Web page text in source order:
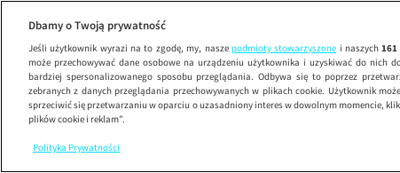
Co
Dbamy o Twoją prywatność
Jeśli użytkownik wyrazi na to zgodę, my, nasze podmioty stowarzyszone i naszych161
może przechowywać dane osobowe na urządzeniu użytkownika i uzyskiwać do nich
bardziej spersonalizowanego sposobu przeglądania. Odbywa się to poprzez
zebranych z danych przeglądania przechowywanych w plikach cookie. Użytkownik
sprzeciwić się przetwarzaniu w oparciu o uzasadniony interes w dowolnym momencie,
plików cookie i reklam”.
Polityka Prywatności